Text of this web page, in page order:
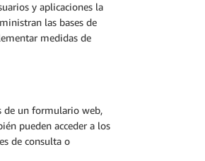
y aplicaciones la
las bases de
medidas de
de un formulario web,
pueden acceder a los
de consulta o